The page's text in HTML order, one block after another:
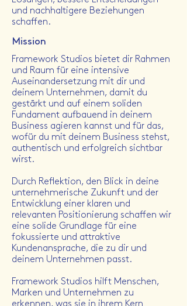
und nachhaltigere Beziehungen
schaffen.
Mission
Framework Studios bietet dir Rahmen
und Raum für eine intensive
Auseinandersetzung mit dir und
deinem Unternehmen, damit du
gestärkt und auf einem soliden
Fundament aufbauend in deinem
Business agieren kannst und für das,
wofür du mit deinem Business stehst,
authentisch und erfolgreich sichtbar
wirst.
Durch Reflektion, den Blick in deine
unternehmerische Zukunft und der
Entwicklung einer klaren und
relevanten Positionierung schaffen wir
eine solide Grundlage für eine
fokussierte und attraktive
Kundenansprache, die zu dir und
deinem Unternehmen passt.
Framework Studios hilft Menschen,
Marken und Unternehmen zu